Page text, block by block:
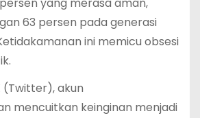
63 persen pada generasi
ini memicu obsesi
(Twitter), akun
mencuitkan keinginan menjadi